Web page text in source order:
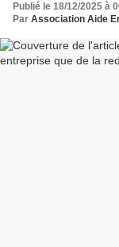
Publié le 18/12/2025 à
Par Association Aide